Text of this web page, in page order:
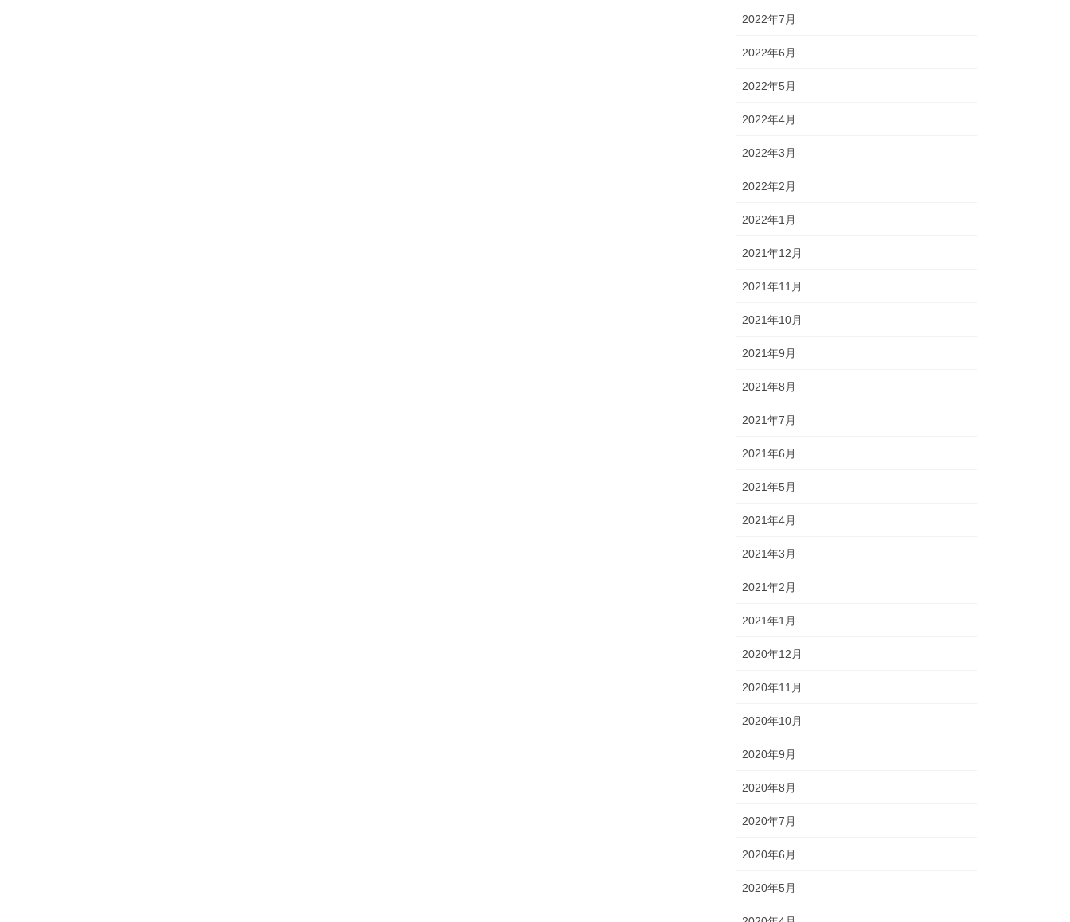
2022年7月
2022年6月
2022年5月
2022年4月
2022年3月
2022年2月
2022年1月
2021年12月
2021年11月
2021年10月
2021年9月
2021年8月
2021年7月
2021年6月
2021年5月
2021年4月
2021年3月
2021年2月
2021年1月
2020年12月
2020年11月
2020年10月
2020年9月
2020年8月
2020年7月
2020年6月
2020年5月